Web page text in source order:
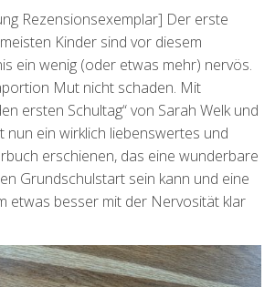
Rezensionsexemplar] Der erste
Kinder sind vor diesem
ein wenig (oder etwas mehr) nervös.
Mut nicht schaden. Mit
ersten Schultag“ von Sarah Welk und
nun ein wirklich liebenswertes und
erschienen, das eine wunderbare
Grundschulstart sein kann und eine
etwas besser mit der Nervosität klar